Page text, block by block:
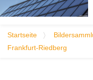
Startseite
Frankfurt-Riedberg